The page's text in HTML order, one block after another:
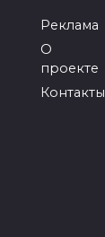
Реклама
О
проекте
Контакты